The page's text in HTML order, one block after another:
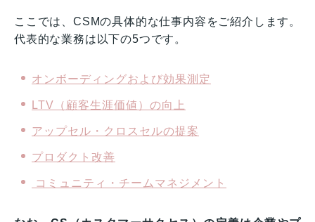
ここでは、CSMの具体的な仕事内容をご紹介します。
代表的な業務は以下の5つです。
オンボーディングおよび効果測定
LTV（顧客生涯価値）の向上
アップセル・クロスセルの提案
プロダクト改善
コミュニティ・チームマネジメント